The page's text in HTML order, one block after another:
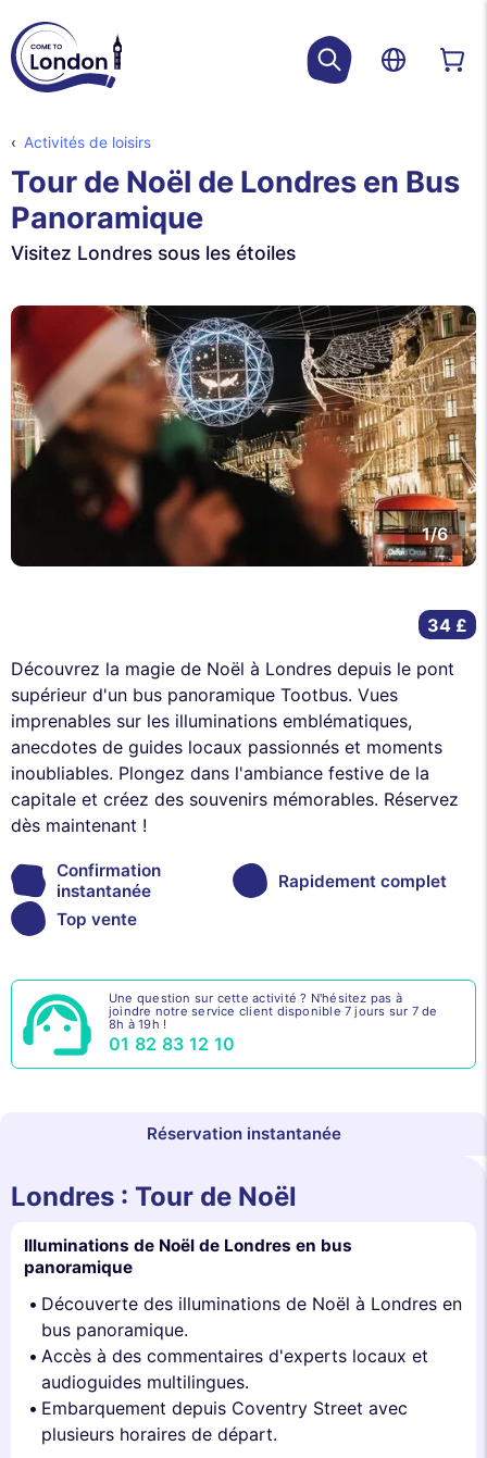
Activités de loisirs
Tour de Noël de Londres en Bus
Panoramique
Visitez Londres sous les étoiles
1/6
Découvrez la magie de Noël à Londres depuis le pont
supérieur d'un bus panoramique Tootbus. Vues
imprenables sur les illuminations emblématiques,
anecdotes de guides locaux passionnés et moments
inoubliables. Plongez dans l'ambiance festive de la
capitale et créez des souvenirs mémorables. Réservez
dès maintenant !
Confirmation
instantanée
Rapidement complet
Top vente
34 £
Une question sur cette activité ? N'hésitez pas à
joindre notre service client disponible 7 jours sur 7 de
8h à 19h !
01 82 83 12 10
Réservation instantanée
Londres : Tour de Noël
Illuminations de Noël de Londres en bus
panoramique
Découverte des illuminations de Noël à Londres en
bus panoramique.
Accès à des commentaires d'experts locaux et
audioguides multilingues.
Embarquement depuis Coventry Street avec
plusieurs horaires de départ.